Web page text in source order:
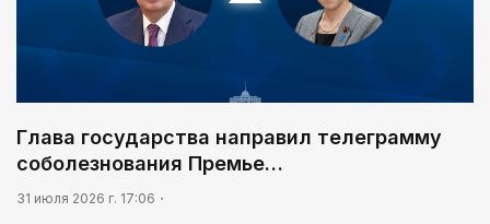
Глава государства направил телеграмму
соболезнования Премье…
31 июля 2026 г. 17:06